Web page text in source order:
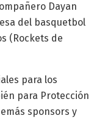
Dayan
del basquetbol
(Rockets de
para los
para Protección
sponsors y